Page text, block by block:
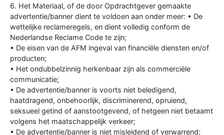
6. Het Materiaal, of de door Opdrachtgever gemaakte
advertentie/banner dient te voldoen aan onder meer: • De
wettelijke reclameregels, en dient volledig conform de
Nederlandse Reclame Code te zijn;
• De eisen van de AFM ingeval van financiële diensten en/of
producten;
• Het ondubbelzinnig herkenbaar zijn als commerciële
communicatie;
• De advertentie/banner is voorts niet beledigend,
haatdragend, onbehoorlijk, discriminerend, opruiend,
seksueel getind of aanstootgevend, of hetgeen niet betaamt
volgens het maatschappelijk verkeer;
• De advertentie/banner is niet misleidend of verwarrend;